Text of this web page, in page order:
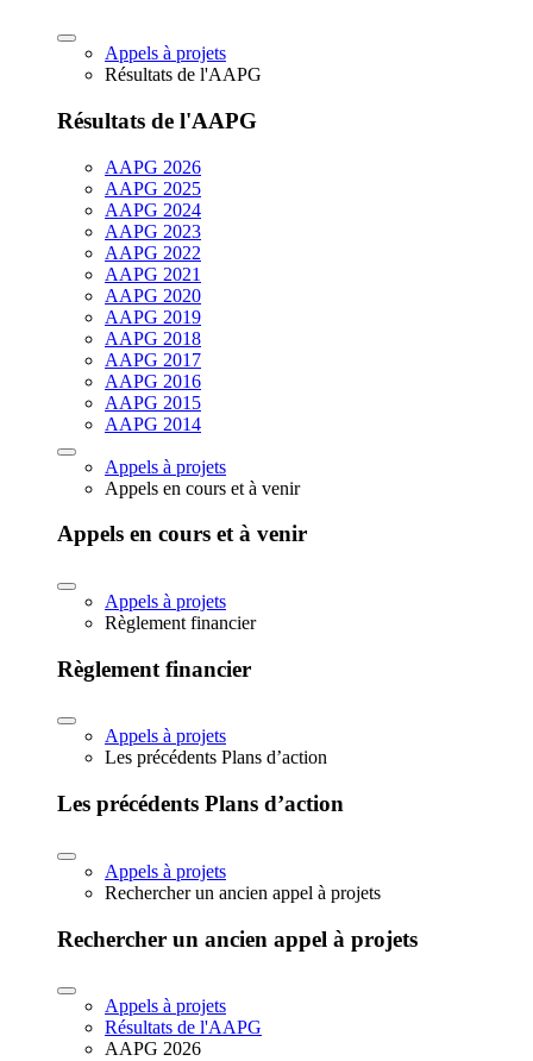
Appels à projets
Résultats de l'AAPG
Résultats de l'AAPG
AAPG 2026
AAPG 2025
AAPG 2024
AAPG 2023
AAPG 2022
AAPG 2021
AAPG 2020
AAPG 2019
AAPG 2018
AAPG 2017
AAPG 2016
AAPG 2015
AAPG 2014
Appels à projets
Appels en cours et à venir
Appels en cours et à venir
Appels à projets
Règlement financier
Règlement financier
Appels à projets
Les précédents Plans d’action
Les précédents Plans d’action
Appels à projets
Rechercher un ancien appel à projets
Rechercher un ancien appel à projets
Appels à projets
Résultats de l'AAPG
AAPG 2026